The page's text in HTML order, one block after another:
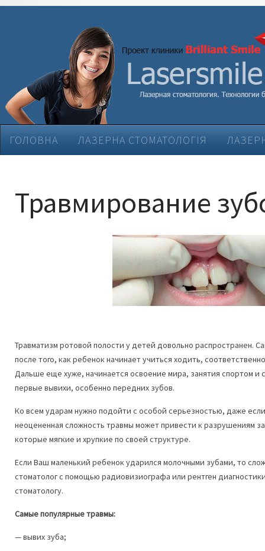
ГОЛОВНА ЛАЗЕРНА СТОМАТОЛОГІЯ
ЕСТЕТИЧНА СТОМАТОЛОГІЯ
ЛІКУВАННЯ
Травмирование
Травматизм ротовой полости у детей довольно распространен.
после того, как ребенок начинает учиться ходить,
Дальше еще хуже, начинается освоение мира, занятия спортом и
первые вывихи, особенно передних зубов.
Ко всем ударам нужно подойти с особой серьезностью, даже
неоцененная сложность травмы может привести к разрушениям
которые мягкие и хрупкие по своей структуре.
Если Ваш маленький ребенок ударился молочными зубами, то
стоматолог с помощью радиовизиографа или рентген
стоматологу.
Самые популярные травмы:
— вывих зуба;